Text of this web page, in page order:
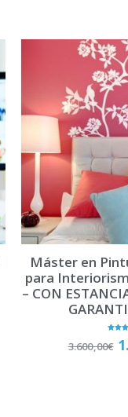
Máster en
para
– CON
con
4.00
3.600,00€